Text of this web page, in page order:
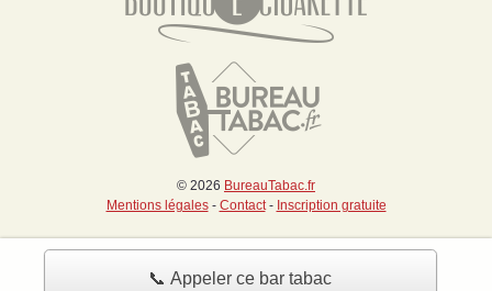
📞 Appeler ce bar tabac
© 2026 BureauTabac.fr
Mentions légales- Contact- Inscription gratuite